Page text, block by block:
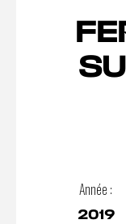
Année :
2019